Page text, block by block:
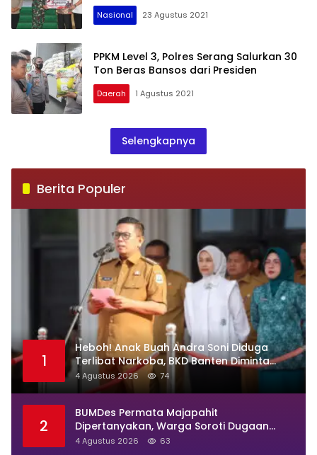
Nasional 23 Agustus 2021
PPKM Level 3, Polres Serang Salurkan 30
Ton Beras Bansos dari Presiden
Daerah 1 Agustus 2021
Selengkapnya
Berita Populer
1
Heboh! Anak Buah Andra Soni Diduga
Terlibat Narkoba, BKD Banten Diminta
Buka Suara
4 Agustus 2026 74
2
BUMDes Permata Majapahit
Dipertanyakan, Warga Soroti Dugaan
Pengelolaan Tak Transparan
4 Agustus 2026 63